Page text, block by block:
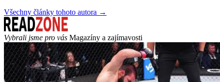
Všechny články tohoto autora →
Vybrali jsme pro vás Magazíny a zajímavosti